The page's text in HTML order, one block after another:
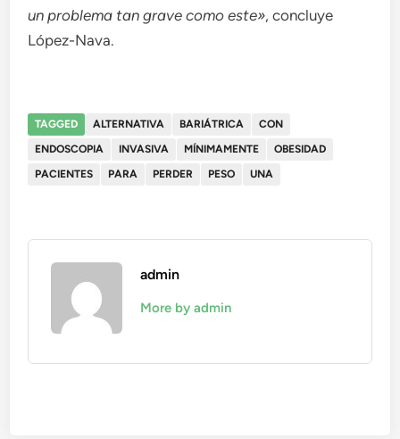
un problema tan grave como este», concluye
López-Nava.
TAGGED ALTERNATIVA BARIÁTRICA
CON
ENDOSCOPIA
INVASIVA MÍNIMAMENTE
OBESIDAD
PACIENTES
PARA PERDER PESO UNA
admin
More by admin